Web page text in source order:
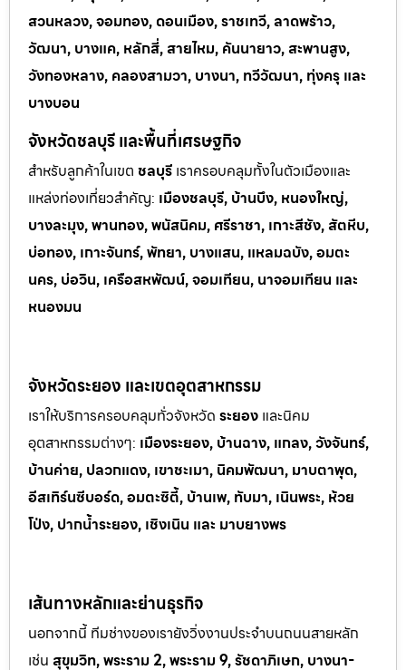
สวนหลวง, จอมทอง, ดอนเมือง, ราชเทวี, ลาดพร้าว,
วัฒนา, บางแค, หลักสี่, สายไหม, คันนายาว, สะพานสูง,
วังทองหลาง, คลองสามวา, บางนา, ทวีวัฒนา, ทุ่งครุ และ
บางบอน
จังหวัดชลบุรี และพื้นที่เศรษฐกิจ
สำหรับลูกค้าในเขต ชลบุรี เราครอบคลุมทั้งในตัวเมืองและ
แหล่งท่องเที่ยวสำคัญ: เมืองชลบุรี, บ้านบึง, หนองใหญ่,
บางละมุง, พานทอง, พนัสนิคม, ศรีราชา, เกาะสีชัง, สัตหีบ,
บ่อทอง, เกาะจันทร์, พัทยา, บางแสน, แหลมฉบัง, อมตะ
นคร, บ่อวิน, เครือสหพัฒน์, จอมเทียน, นาจอมเทียน และ
หนองมน
จังหวัดระยอง และเขตอุตสาหกรรม
เราให้บริการครอบคลุมทั่วจังหวัด ระยอง และนิคม
อุตสาหกรรมต่างๆ: เมืองระยอง, บ้านฉาง, แกลง, วังจันทร์,
บ้านค่าย, ปลวกแดง, เขาชะเมา, นิคมพัฒนา, มาบตาพุด,
อีสเทิร์นซีบอร์ด, อมตะซิตี้, บ้านเพ, ทับมา, เนินพระ, ห้วย
โป่ง, ปากน้ำระยอง, เชิงเนิน และ มาบยางพร
เส้นทางหลักและย่านธุรกิจ
นอกจากนี้ ทีมช่างของเรายังวิ่งงานประจำบนถนนสายหลัก
เช่น สุขุมวิท, พระราม 2, พระราม 9, รัชดาภิเษก, บางนา-